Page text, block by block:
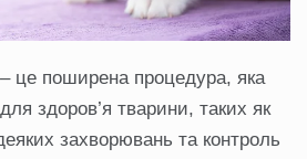
– це поширена процедура, яка
здоров’я тварини, таких як
захворювань та контроль